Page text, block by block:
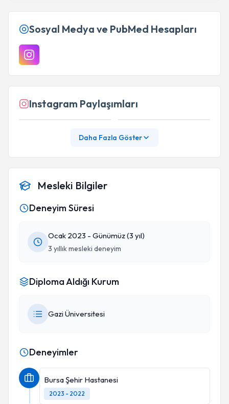
Sosyal Medya ve PubMed Hesapları
Instagram Paylaşımları
Daha Fazla Göster
Mesleki Bilgiler
Deneyim Süresi
Ocak 2023 - Günümüz (3 yıl)
3 yıllık mesleki deneyim
Diploma Aldığı Kurum
Gazi Üniversitesi
Deneyimler
Bursa Şehir Hastanesi
2023 - 2022